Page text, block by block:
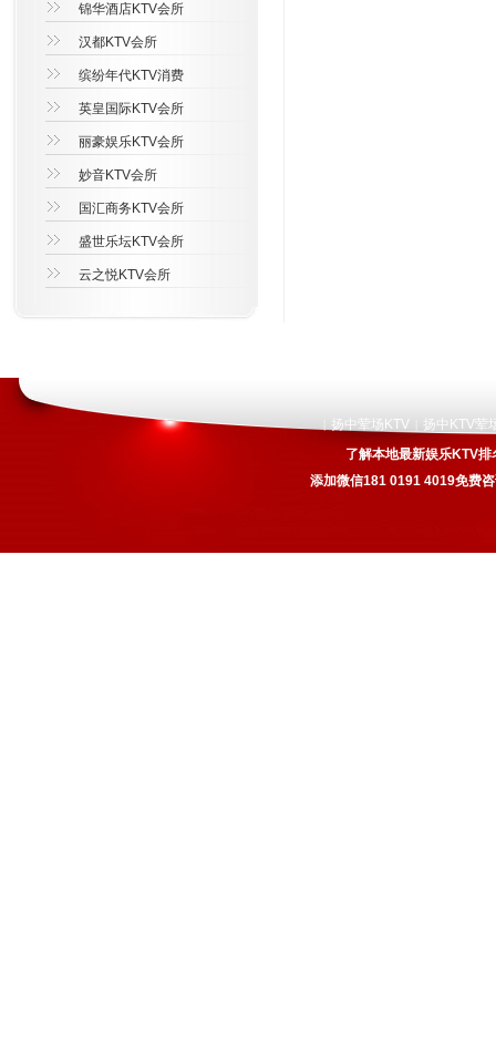
锦华酒店KTV会所
汉都KTV会所
缤纷年代KTV消费
英皇国际KTV会所
丽豪娱乐KTV会所
妙音KTV会所
国汇商务KTV会所
盛世乐坛KTV会所
云之悦KTV会所
扬中荤场KTV
扬中KTV荤
了解本地最新娱乐KTV
添加微信181 0191 4019免费